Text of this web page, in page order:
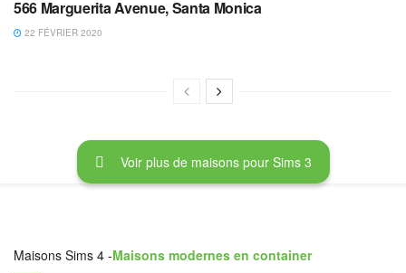
566 Marguerita Avenue, Santa Monica
22 FÉVRIER 2020
Voir plus de maisons pour Sims 3
Maisons Sims 4 -Maisons modernes en container